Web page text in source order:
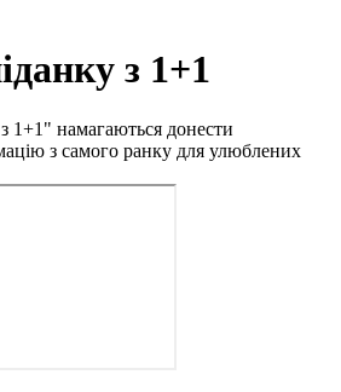
з 1+1
1+1" намагаються донести
з самого ранку для улюблених